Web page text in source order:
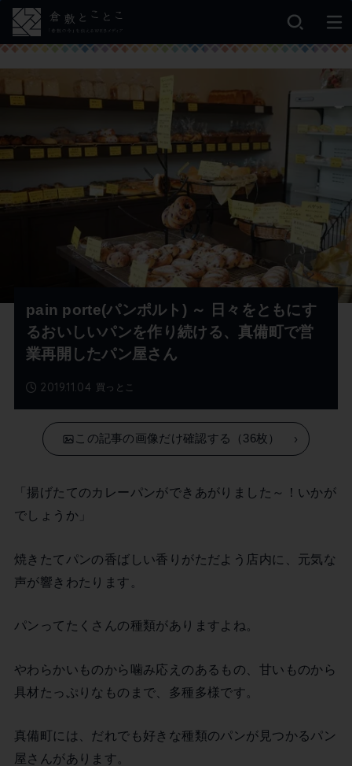
買っとこ
2019.11.04
pain porte(パンポルト) ～ 日々をともにす
るおいしいパンを作り続ける、真備町で営
業再開したパン屋さん
この記事の画像だけ確認する（36枚）
「揚げたてのカレーパンができあがりました～！いかが
でしょうか」
焼きたてパンの香ばしい香りがただよう店内に、元気な
声が響きわたります。
パンってたくさんの種類がありますよね。
やわらかいものから噛み応えのあるもの、甘いものから
具材たっぷりなものまで、多種多様です。
真備町には、だれでも好きな種類のパンが見つかるパン
屋さんがあります。